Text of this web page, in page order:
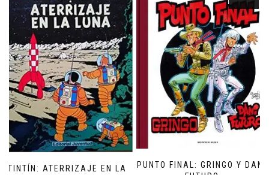
TINTÍN: ATERRIZAJE EN LA
PUNTO FINAL: GRINGO Y DANI